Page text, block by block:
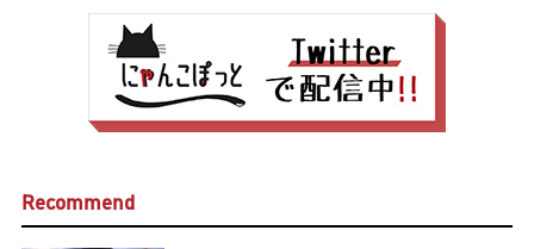
Recommend